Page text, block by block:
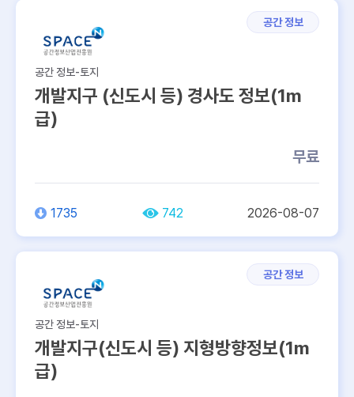
공간 정보
공간 정보-토지
개발지구 (신도시 등) 경사도 정보(1m
급)
무료
1735 742 2026-08-07
공간 정보
공간 정보-토지
개발지구(신도시 등) 지형방향정보(1m
급)